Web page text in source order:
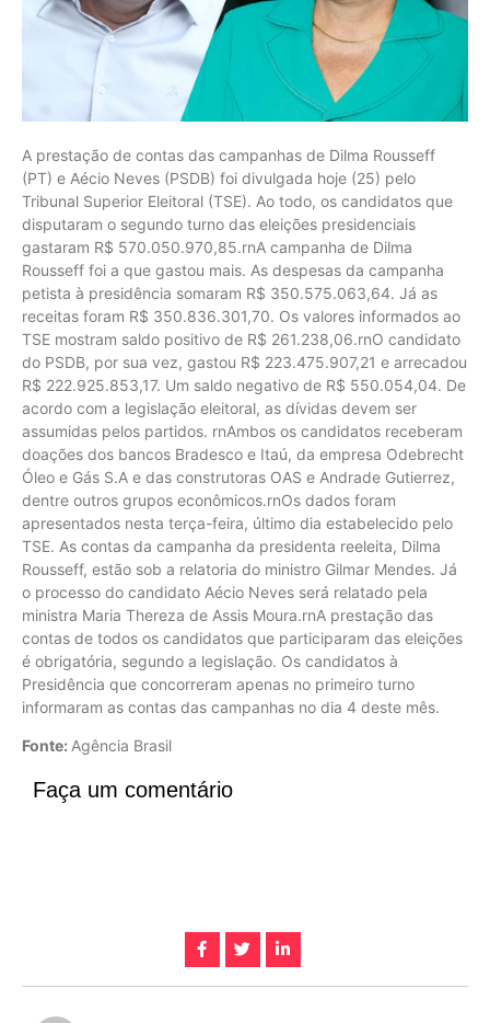
A prestação de contas das campanhas de Dilma Rousseff
(PT) e Aécio Neves (PSDB) foi divulgada hoje (25) pelo
Tribunal Superior Eleitoral (TSE). Ao todo, os candidatos que
disputaram o segundo turno das eleições presidenciais
gastaram R$ 570.050.970,85.rnA campanha de Dilma
Rousseff foi a que gastou mais. As despesas da campanha
petista à presidência somaram R$ 350.575.063,64. Já as
receitas foram R$ 350.836.301,70. Os valores informados ao
TSE mostram saldo positivo de R$ 261.238,06.rnO candidato
do PSDB, por sua vez, gastou R$ 223.475.907,21 e arrecadou
R$ 222.925.853,17. Um saldo negativo de R$ 550.054,04. De
acordo com a legislação eleitoral, as dívidas devem ser
assumidas pelos partidos. rnAmbos os candidatos receberam
doações dos bancos Bradesco e Itaú, da empresa Odebrecht
Óleo e Gás S.A e das construtoras OAS e Andrade Gutierrez,
dentre outros grupos econômicos.rnOs dados foram
apresentados nesta terça-feira, último dia estabelecido pelo
TSE. As contas da campanha da presidenta reeleita, Dilma
Rousseff, estão sob a relatoria do ministro Gilmar Mendes. Já
o processo do candidato Aécio Neves será relatado pela
ministra Maria Thereza de Assis Moura.rnA prestação das
contas de todos os candidatos que participaram das eleições
é obrigatória, segundo a legislação. Os candidatos à
Presidência que concorreram apenas no primeiro turno
informaram as contas das campanhas no dia 4 deste mês.
Fonte: Agência Brasil
Faça um comentário